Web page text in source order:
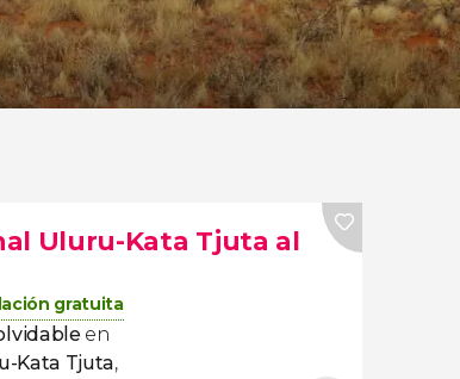
Uluru-Kata Tjuta al
gratuita
en
Kata Tjuta,